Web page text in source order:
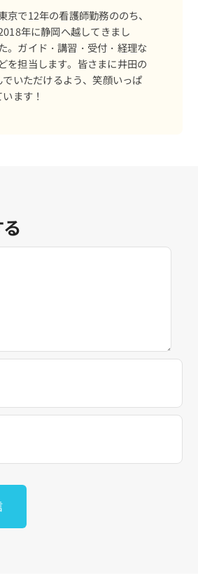
京で12年の看護師勤務ののち、
年に静岡へ越してきまし
。ガイド・講習・受付・経理な
どを担当します。皆さまに井田の
いただけるよう、笑顔いっぱ
ます！